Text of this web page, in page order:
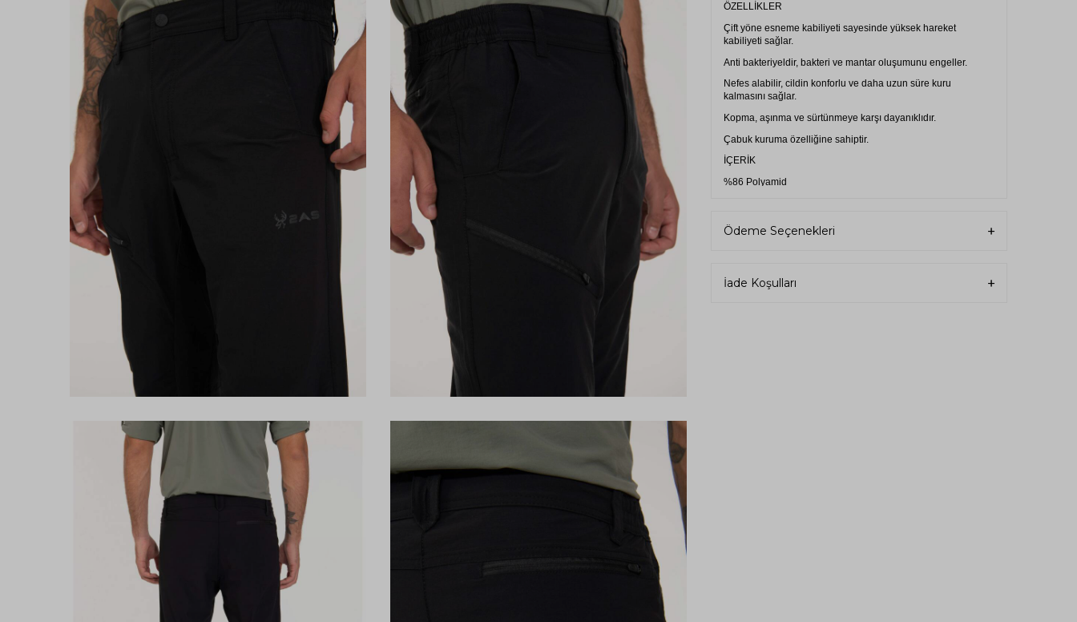
ÖZELLİKLER
Çift yöne esneme kabiliyeti sayesinde yüksek hareket
kabiliyeti sağlar.
Anti bakteriyeldir, bakteri ve mantar oluşumunu engeller.
Nefes alabilir, cildin konforlu ve daha uzun süre kuru
kalmasını sağlar.
Kopma, aşınma ve sürtünmeye karşı dayanıklıdır.
Çabuk kuruma özelliğine sahiptir.
İÇERİK
%86 Polyamid
KULLANMA/YIKAMA TALİMATI
Ağartıcı kullanılmamalıdır.
Ödeme Seçenekleri
İade Koşulları